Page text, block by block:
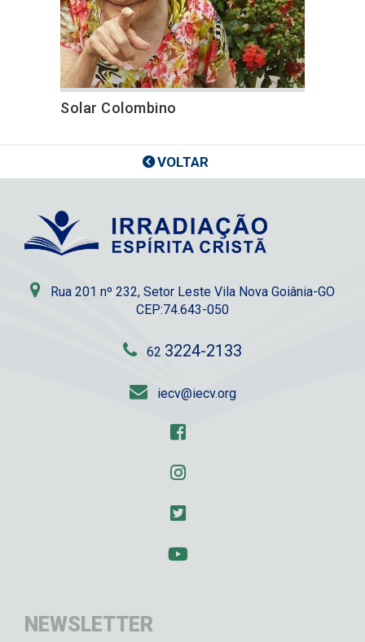
Solar Colombino
VOLTAR
Rua 201 nº 232, Setor Leste Vila Nova Goiânia-GO
CEP:74.643-050
62 3224-2133
iecv@iecv.org
NEWSLETTER